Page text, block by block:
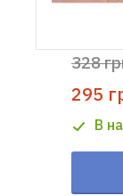
Гарантия
Ремонт
швейной
328
295
В